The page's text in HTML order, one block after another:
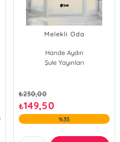
Melekli Oda
Hande Aydın
Şule Yayınları
₺230,00
₺149,50
%35